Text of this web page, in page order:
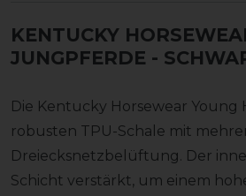
KENTUCKY
JUNGPFERDE -
Die Kentucky Horsewear
robusten TPU-Schale mit
Dreiecksnetzbelüftung. Der
Schicht verstärkt, um einem